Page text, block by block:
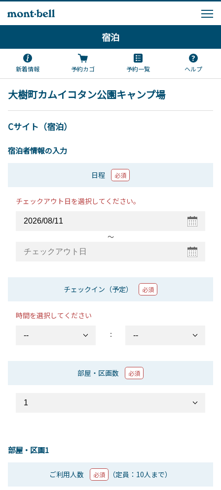
宿泊
新着情報 予約カゴ 予約一覧 ヘルプ
大樹町カムイコタン公園キャンプ場
Cサイト（宿泊）
宿泊者情報の入力
日程 必須
チェックアウト日を選択してください。
〜
チェックイン（予定） 必須
時間を選択してください
：
部屋・区画数 必須
部屋・区画1
ご利用人数 必須 （定員：10人まで）